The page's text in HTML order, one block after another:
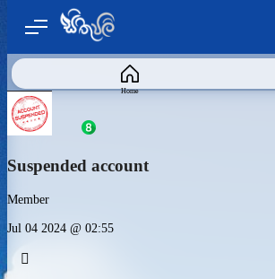
Home
Suspended account
Member
Jul 04 2024 @ 02:55
